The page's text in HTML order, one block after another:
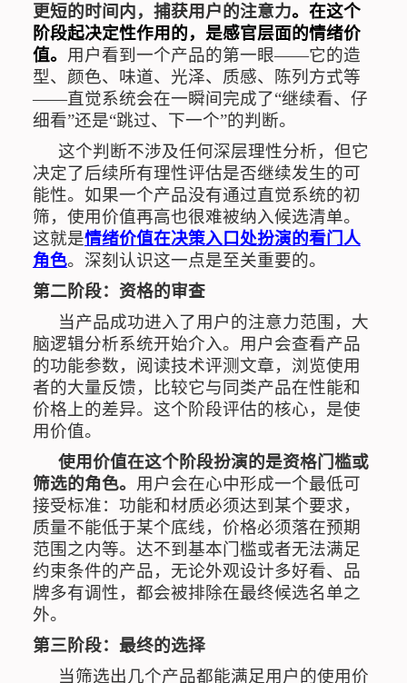
更短的时间内，捕获用户的注意力。在这个
阶段起决定性作用的，是感官层面的情绪价
值。 用户看到一个产品的第一眼——它的造
型、颜色、味道、光泽、质感、陈列方式等
——直觉系统会在一瞬间完成了“继续看、仔
细看”还是“跳过、下一个”的判断。
这个判断不涉及任何深层理性分析，但它
决定了后续所有理性评估是否继续发生的可
能性。如果一个产品没有通过直觉系统的初
筛，使用价值再高也很难被纳入候选清单。
这就是情绪价值在决策入口处扮演的看门人
角色。深刻认识这一点是至关重要的。
第二阶段：资格的审查
当产品成功进入了用户的注意力范围，大
脑逻辑分析系统开始介入。用户会查看产品
的功能参数，阅读技术评测文章，浏览使用
者的大量反馈，比较它与同类产品在性能和
价格上的差异。这个阶段评估的核心，是使
用价值。
使用价值在这个阶段扮演的是资格门槛或
筛选的角色。 用户会在心中形成一个最低可
接受标准：功能和材质必须达到某个要求，
质量不能低于某个底线，价格必须落在预期
范围之内等。达不到基本门槛或者无法满足
约束条件的产品，无论外观设计多好看、品
牌多有调性，都会被排除在最终候选名单之
外。
第三阶段：最终的选择
当筛选出几个产品都能满足用户的使用价